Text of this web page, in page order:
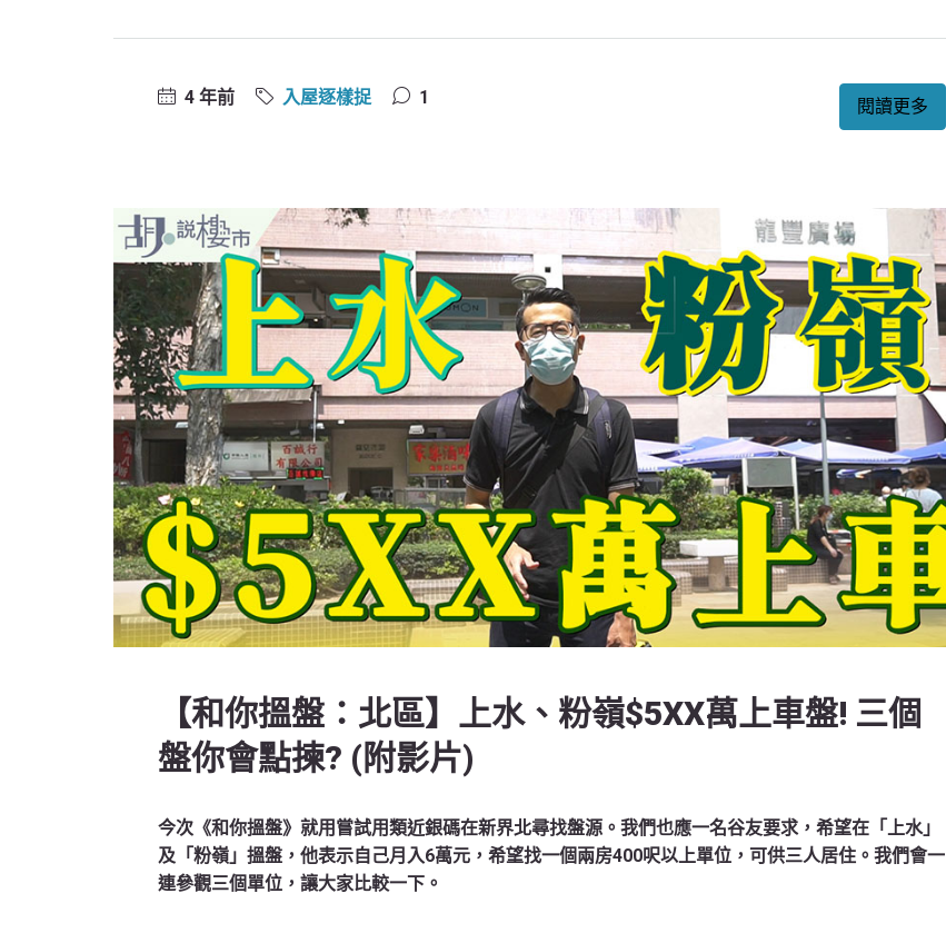
4 年前 入屋逐樣捉 1 閱讀更多
【和你搵盤：北區】上水、粉嶺$5XX萬上車盤! 三個
盤你會點揀? (附影片)
今次《和你搵盤》就用嘗試用類近銀碼在新界北尋找盤源。我們也應一名谷友要求，希望在「上水」
及「粉嶺」搵盤，他表示自己月入6萬元，希望找一個兩房400呎以上單位，可供三人居住。我們會一
連參觀三個單位，讓大家比較一下。